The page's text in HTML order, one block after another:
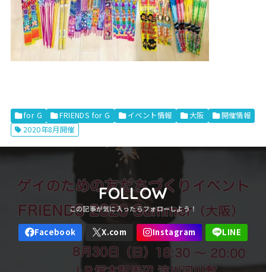
for G FRIENDS for G イベント情報 大阪
開催情報
2020年8月開催
FOLLOW